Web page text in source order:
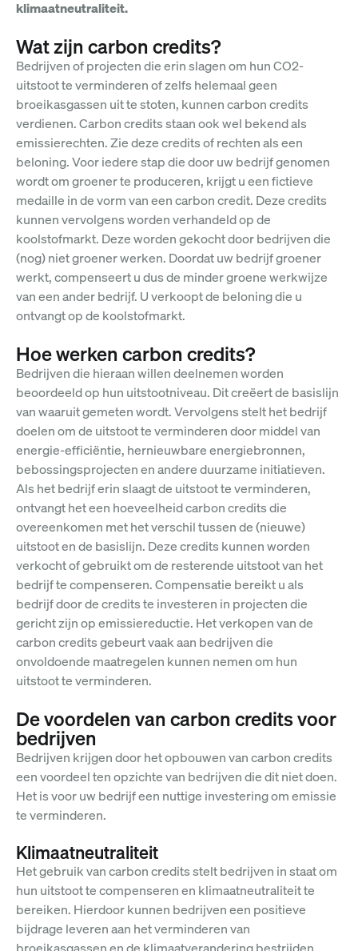
klimaatneutraliteit.
Wat zijn carbon credits?
Bedrijven of projecten die erin slagen om hun CO2-
uitstoot te verminderen of zelfs helemaal geen
broeikasgassen uit te stoten, kunnen carbon credits
verdienen. Carbon credits staan ook wel bekend als
emissierechten. Zie deze credits of rechten als een
beloning. Voor iedere stap die door uw bedrijf genomen
wordt om groener te produceren, krijgt u een fictieve
medaille in de vorm van een carbon credit. Deze credits
kunnen vervolgens worden verhandeld op de
koolstofmarkt. Deze worden gekocht door bedrijven die
(nog) niet groener werken. Doordat uw bedrijf groener
werkt, compenseert u dus de minder groene werkwijze
van een ander bedrijf. U verkoopt de beloning die u
ontvangt op de koolstofmarkt.
Hoe werken carbon credits?
Bedrijven die hieraan willen deelnemen worden
beoordeeld op hun uitstootniveau. Dit creëert de basislijn
van waaruit gemeten wordt. Vervolgens stelt het bedrijf
doelen om de uitstoot te verminderen door middel van
energie-efficiëntie, hernieuwbare energiebronnen,
bebossingsprojecten en andere duurzame initiatieven.
Als het bedrijf erin slaagt de uitstoot te verminderen,
ontvangt het een hoeveelheid carbon credits die
overeenkomen met het verschil tussen de (nieuwe)
uitstoot en de basislijn. Deze credits kunnen worden
verkocht of gebruikt om de resterende uitstoot van het
bedrijf te compenseren. Compensatie bereikt u als
bedrijf door de credits te investeren in projecten die
gericht zijn op emissiereductie. Het verkopen van de
carbon credits gebeurt vaak aan bedrijven die
onvoldoende maatregelen kunnen nemen om hun
uitstoot te verminderen.
De voordelen van carbon credits voor
bedrijven
Bedrijven krijgen door het opbouwen van carbon credits
een voordeel ten opzichte van bedrijven die dit niet doen.
Het is voor uw bedrijf een nuttige investering om emissie
te verminderen.
Klimaatneutraliteit
Het gebruik van carbon credits stelt bedrijven in staat om
hun uitstoot te compenseren en klimaatneutraliteit te
bereiken. Hierdoor kunnen bedrijven een positieve
bijdrage leveren aan het verminderen van